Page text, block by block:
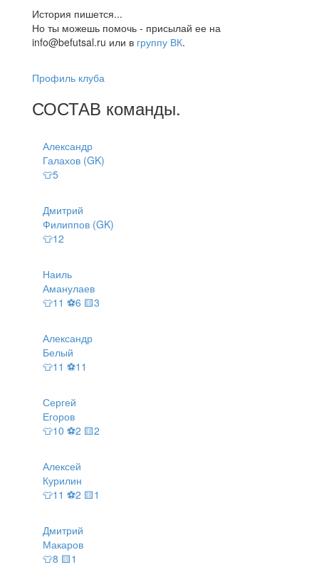
История пишется...
Но ты можешь помочь - присылай ее на
info@befutsal.ru или в группу ВК.
Профиль клуба
СОСТАВ команды.
Александр
Галахов (GK)
👕5
Дмитрий
Филиппов (GK)
👕12
Наиль
Аманулаев
👕11 ⚽6 🟨3
Александр
Белый
👕11 ⚽11
Сергей
Егоров
👕10 ⚽2 🟨2
Алексей
Курилин
👕11 ⚽2 🟨1
Дмитрий
Макаров
👕8 🟨1